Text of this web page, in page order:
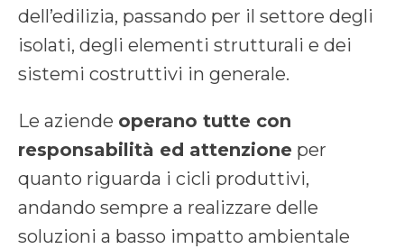
dell’edilizia, passando per il settore degli
isolati, degli elementi strutturali e dei
sistemi costruttivi in generale.
Le aziende operano tutte con
responsabilità ed attenzione per
quanto riguarda i cicli produttivi,
andando sempre a realizzare delle
soluzioni a basso impatto ambientale